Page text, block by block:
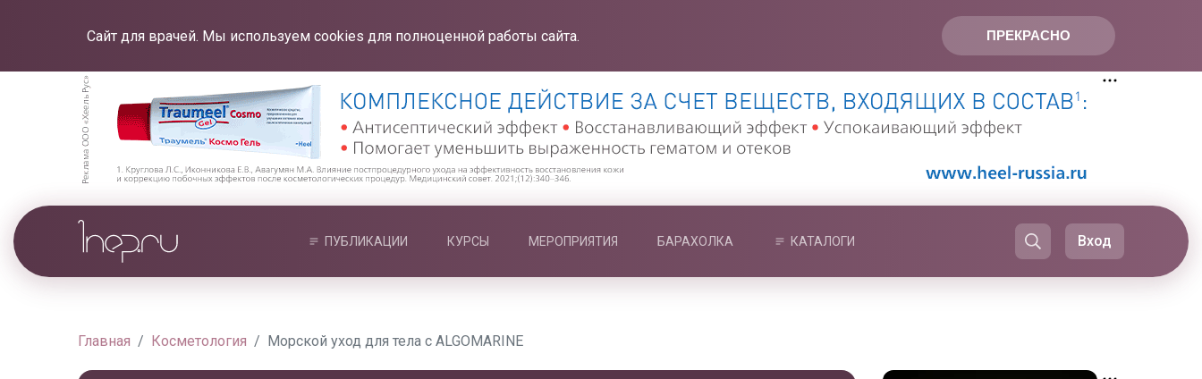
ПРЕКРАСНО
Сайт для врачей. Мы используем cookies для полноценной работы сайта.
ПУБЛИКАЦИИ КУРСЫ МЕРОПРИЯТИЯ БАРАХОЛКА КАТАЛОГИ Вход
Главная Косметология Морской уход для тела с ALGOMARINE